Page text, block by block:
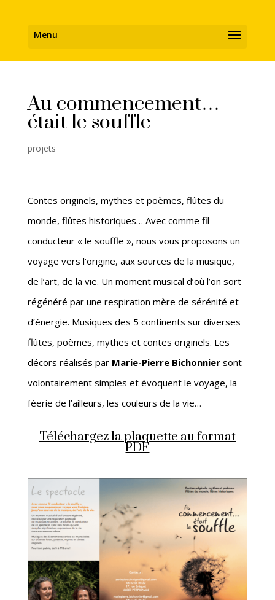
Au commencement…
était le souffle
projets
Contes originels, mythes et poèmes, flûtes du
monde, flûtes historiques… Avec comme fil
conducteur « le souffle », nous vous proposons un
voyage vers l’origine, aux sources de la musique,
de l’art, de la vie. Un moment musical d’où l’on sort
régénéré par une respiration mère de sérénité et
d’énergie. Musiques des 5 continents sur diverses
flûtes, poèmes, mythes et contes originels. Les
décors réalisés par Marie-Pierre Bichonniersont
volontairement simples et évoquent le voyage, la
féerie de l’ailleurs, les couleurs de la vie…
Téléchargez la plaquette au format
PDF